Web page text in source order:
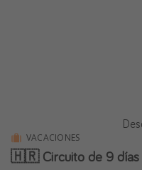
VACACIONES
🇭🇷 Circuito de 9 días